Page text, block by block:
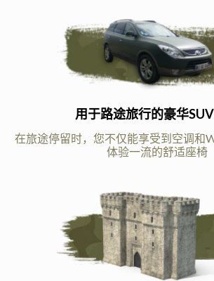
用于路途旅行的豪华
在旅途停留时，您不仅能享受到空调和
体验一流的舒适座椅